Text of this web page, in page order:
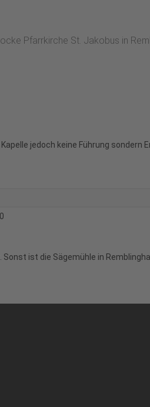
Pfarrkirche St. Jakobus in
jedoch keine Führung sondern
ist die Sägemühle in